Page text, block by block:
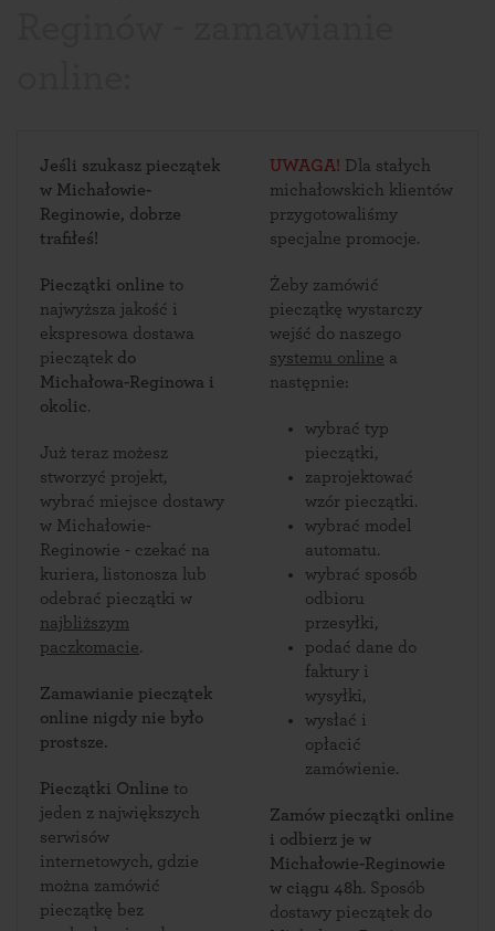
Jeśli szukasz pieczątek
w Michałowie-
Reginowie, dobrze
trafiłeś!
Pieczątki online to
najwyższa jakość i
ekspresowa dostawa
pieczątek do
Michałowa-Reginowa i
okolic.
Już teraz możesz
stworzyć projekt,
wybrać miejsce dostawy
w Michałowie-
Reginowie - czekać na
kuriera, listonosza lub
odebrać pieczątki w
najbliższym
paczkomacie.
Zamawianie pieczątek
online nigdy nie było
prostsze.
Pieczątki Online to
jeden z największych
serwisów
internetowych, gdzie
można zamówić
pieczątkę bez
UWAGA! Dla stałych
michałowskich klientów
przygotowaliśmy
specjalne promocje.
Żeby zamówić
pieczątkę wystarczy
wejść do naszego
systemu online a
następnie:
wybrać typ
pieczątki,
zaprojektować
wzór pieczątki.
wybrać model
automatu.
wybrać sposób
odbioru
przesyłki,
podać dane do
faktury i
wysyłki,
wysłać i
opłacić
zamówienie.
Zamów pieczątki online
i odbierz je w
Michałowie-Reginowie
w ciągu 48h. Sposób
dostawy pieczątek do